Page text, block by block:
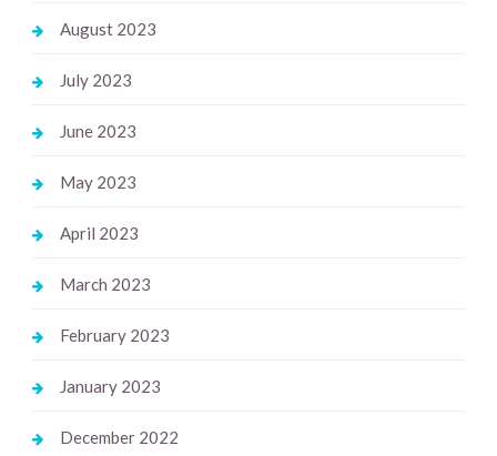
August 2023
July 2023
June 2023
May 2023
April 2023
March 2023
February 2023
January 2023
December 2022